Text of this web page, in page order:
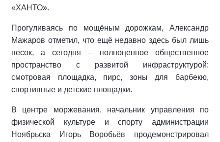
«ХАНТО».
Прогуливаясь по мощёным дорожкам, Александр
Мажаров отметил, что ещё недавно здесь был лишь
песок, а сегодня – полноценное общественное
пространство с развитой инфраструктурой:
смотровая площадка, пирс, зоны для барбекю,
спортивные и детские площадки.
В центре моржевания, начальник управления по
физической культуре и спорту администрации
Ноябрьска Игорь Воробьёв продемонстрировал